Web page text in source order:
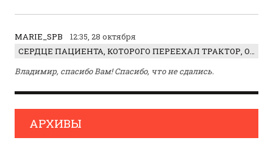
MARIE_SPB
12:35, 28 октября
СЕРДЦЕ ПАЦИЕНТА, КОТОРОГО ПЕРЕЕХАЛ ТРАКТОР, ОБНАРУЖИЛИ… В ЖИВОТЕ
Владимир, спасибо Вам! Спасибо, что не сдались.
АРХИВЫ